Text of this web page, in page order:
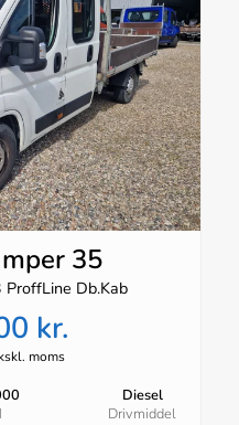
35
Db.Kab
kr.
moms
Diesel
Drivmiddel